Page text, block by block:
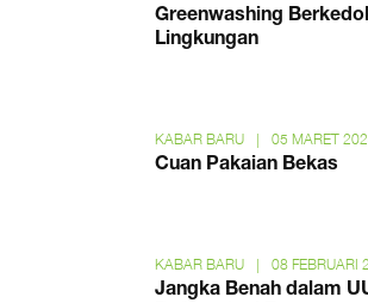
Greenwashing
Lingkungan
KABAR BARU | 05 MARET
Cuan Pakaian Bekas
KABAR BARU | 08 FEBRUARI
Jangka Benah dalam